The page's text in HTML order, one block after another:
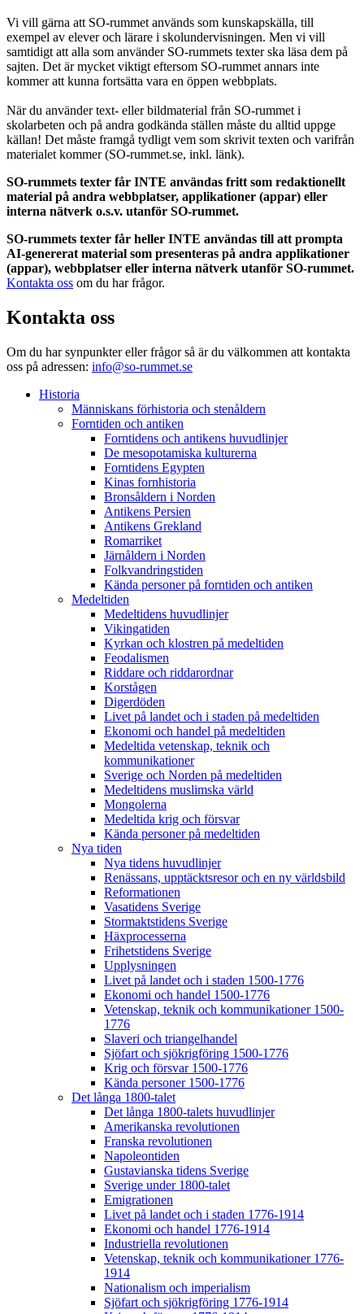
Vi vill gärna att SO-rummet används som kunskapskälla, till
exempel av elever och lärare i skolundervisningen. Men vi vill
samtidigt att alla som använder SO-rummets texter ska läsa dem på
sajten. Det är mycket viktigt eftersom SO-rummet annars inte
kommer att kunna fortsätta vara en öppen webbplats.
När du använder text- eller bildmaterial från SO-rummet i
skolarbeten och på andra godkända ställen måste du alltid uppge
källan! Det måste framgå tydligt vem som skrivit texten och varifrån
materialet kommer (SO-rummet.se, inkl. länk).
SO-rummets texter får INTE användas fritt som redaktionellt
material på andra webbplatser, applikationer (appar) eller
interna nätverk o.s.v. utanför SO-rummet.
SO-rummets texter får heller INTE användas till att prompta
AI-genererat material som presenteras på andra applikationer
(appar), webbplatser eller interna nätverk utanför SO-rummet.
Kontakta oss om du har frågor.
Kontakta oss
Om du har synpunkter eller frågor så är du välkommen att kontakta
oss på adressen: info@so-rummet.se
Historia
Människans förhistoria och stenåldern
Forntiden och antiken
Forntidens och antikens huvudlinjer
De mesopotamiska kulturerna
Forntidens Egypten
Kinas fornhistoria
Bronsåldern i Norden
Antikens Persien
Antikens Grekland
Romarriket
Järnåldern i Norden
Folkvandringstiden
Kända personer på forntiden och antiken
Medeltiden
Medeltidens huvudlinjer
Vikingatiden
Kyrkan och klostren på medeltiden
Feodalismen
Riddare och riddarordnar
Korstågen
Digerdöden
Livet på landet och i staden på medeltiden
Ekonomi och handel på medeltiden
Medeltida vetenskap, teknik och
kommunikationer
Sverige och Norden på medeltiden
Medeltidens muslimska värld
Mongolerna
Medeltida krig och försvar
Kända personer på medeltiden
Nya tiden
Nya tidens huvudlinjer
Renässans, upptäcktsresor och en ny världsbild
Reformationen
Vasatidens Sverige
Stormaktstidens Sverige
Häxprocesserna
Frihetstidens Sverige
Upplysningen
Livet på landet och i staden 1500-1776
Ekonomi och handel 1500-1776
Vetenskap, teknik och kommunikationer 1500-
1776
Slaveri och triangelhandel
Sjöfart och sjökrigföring 1500-1776
Krig och försvar 1500-1776
Kända personer 1500-1776
Det långa 1800-talet
Det långa 1800-talets huvudlinjer
Amerikanska revolutionen
Franska revolutionen
Napoleontiden
Gustavianska tidens Sverige
Sverige under 1800-talet
Emigrationen
Livet på landet och i staden 1776-1914
Ekonomi och handel 1776-1914
Industriella revolutionen
Vetenskap, teknik och kommunikationer 1776-
1914
Nationalism och imperialism
Sjöfart och sjökrigföring 1776-1914